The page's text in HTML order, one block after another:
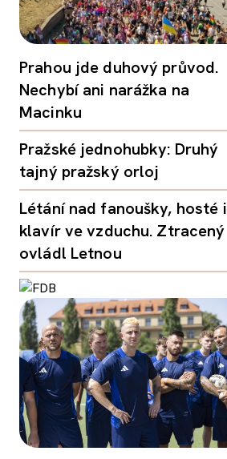
Prahou jde duhový průvod.
Nechybí ani narážka na
Macinku
Pražské jednohubky: Druhý
tajný pražský orloj
Létání nad fanoušky, hosté i
klavír ve vzduchu. Ztracený
ovládl Letnou